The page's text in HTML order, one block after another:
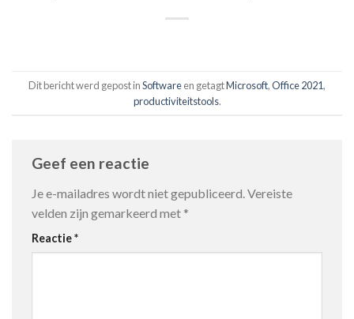
Dit bericht werd gepost inSoftwareen getagtMicrosoft,Office 2021,
productiviteitstools.
Geef een reactie
Je e-mailadres wordt niet gepubliceerd.Vereiste
velden zijn gemarkeerd met *
Reactie*